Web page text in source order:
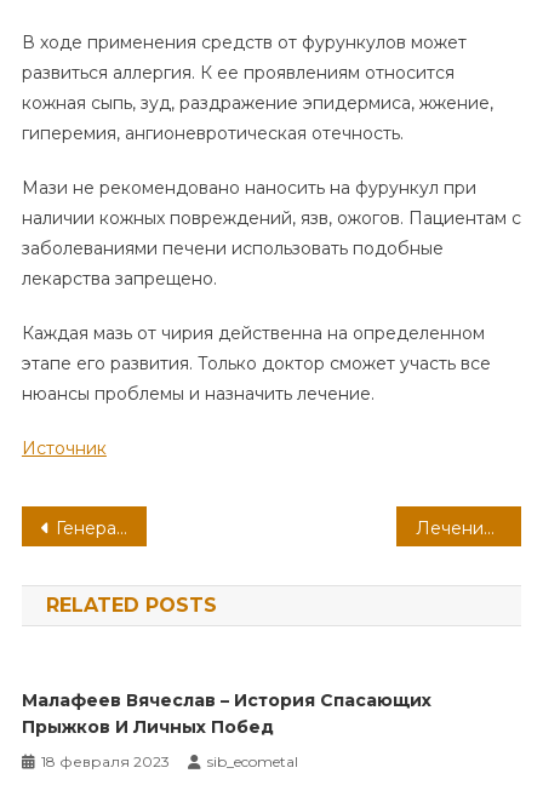
В ходе применения средств от фурункулов может
развиться аллергия. К ее проявлениям относится
кожная сыпь, зуд, раздражение эпидермиса, жжение,
гиперемия, ангионевротическая отечность.
Мази не рекомендовано наносить на фурункул при
наличии кожных повреждений, язв, ожогов. Пациентам с
заболеваниями печени использовать подобные
лекарства запрещено.
Каждая мазь от чирия действенна на определенном
этапе его развития. Только доктор сможет участь все
нюансы проблемы и назначить лечение.
Источник
Навигация
по
записям
Генерал Шаймуратов — человек, чьи достижения военного и политического характера впечатляют — от личной биографии к великим победам Лечение фурункулеза: обзор антибиотиков
RELATED POSTS
Малафеев Вячеслав – История Спасающих
Прыжков И Личных Побед
18 февраля 2023 sib_ecometal